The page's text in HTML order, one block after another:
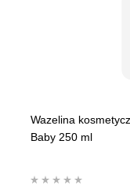
Wazelina
Baby 250 ml